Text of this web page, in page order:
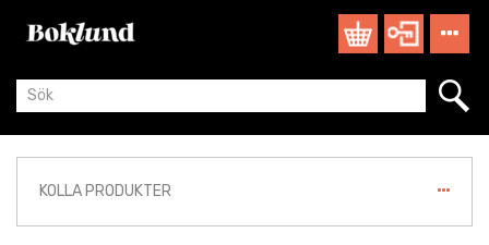
KOLLA PRODUKTER